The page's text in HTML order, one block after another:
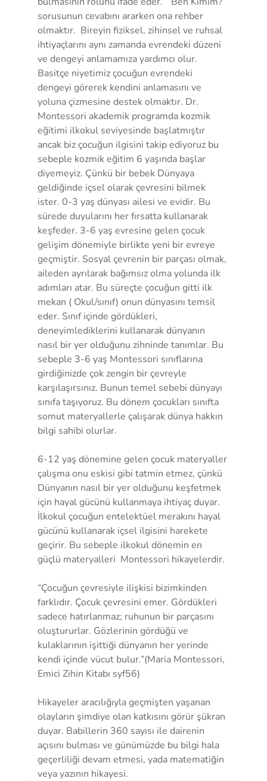
sorusunun cevabını ararken ona rehber
olmaktır.  Bireyin fiziksel, zihinsel ve ruhsal
ihtiyaçlarını aynı zamanda evrendeki düzeni
ve dengeyi anlamamıza yardımcı olur.
Basitçe niyetimiz çocuğun evrendeki
dengeyi görerek kendini anlamasını ve
yoluna çizmesine destek olmaktır. Dr.
Montessori akademik programda kozmik
eğitimi ilkokul seviyesinde başlatmıştır
ancak biz çocuğun ilgisini takip ediyoruz bu
sebeple kozmik eğitim 6 yaşında başlar
diyemeyiz. Çünkü bir bebek Dünyaya
geldiğinde içsel olarak çevresini bilmek
ister. 0-3 yaş dünyası ailesi ve evidir. Bu
sürede duyularını her fırsatta kullanarak
keşfeder. 3-6 yaş evresine gelen çocuk
gelişim dönemiyle birlikte yeni bir evreye
geçmiştir. Sosyal çevrenin bir parçası olmak,
aileden ayrılarak bağımsız olma yolunda ilk
adımları atar. Bu süreçte çocuğun gitti ilk
mekan ( Okul/sınıf) onun dünyasını temsil
eder. Sınıf içinde gördükleri,
deneyimlediklerini kullanarak dünyanın
nasıl bir yer olduğunu zihninde tanımlar. Bu
sebeple 3-6 yaş Montessori sınıflarına
girdiğinizde çok zengin bir çevreyle
karşılaşırsınız. Bunun temel sebebi dünyayı
sınıfa taşıyoruz. Bu dönem çocukları sınıfta
somut materyallerle çalışarak dünya hakkın
bilgi sahibi olurlar.
6-12 yaş dönemine gelen çocuk materyaller
çalışma onu eskisi gibi tatmin etmez, çünkü
Dünyanın nasıl bir yer olduğunu keşfetmek
için hayal gücünü kullanmaya ihtiyaç duyar.
İlkokul çocuğun entelektüel merakını hayal
gücünü kullanarak içsel ilgisini harekete
geçirir. Bu sebeple ilkokul dönemin en
güçlü materyalleri  Montessori hikayelerdir.
“Çocuğun çevresiyle ilişkisi bizimkinden
farklıdır. Çocuk çevresini emer. Gördükleri
sadece hatırlanmaz; ruhunun bir parçasını
oluştururlar. Gözlerinin gördüğü ve
kulaklarının işittiği dünyanın her yerinde
kendi içinde vücut bulur.”(Maria Montessori,
Emici Zihin Kitabı syf56)
Hikayeler aracılığıyla geçmişten yaşanan
olayların şimdiye olan katkısını görür şükran
duyar. Babillerin 360 sayısı ile dairenin
açısını bulması ve günümüzde bu bilgi hala
geçerliliği devam etmesi, yada matematiğin
veya yazının hikayesi.